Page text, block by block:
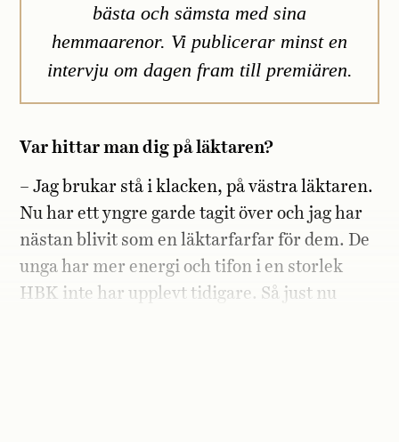
bästa och sämsta med sina
hemmaarenor. Vi publicerar minst en
intervju om dagen fram till premiären.
Var hittar man dig på läktaren?
– Jag brukar stå i klacken, på västra läktaren.
Nu har ett yngre garde tagit över och jag har
nästan blivit som en läktarfarfar för dem. De
unga har mer energi och tifon i en storlek
HBK inte har upplevt tidigare. Så just nu